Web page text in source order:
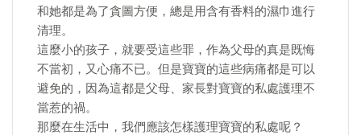
和她都是為了貪圖方便，總是用含有香料的濕巾進行
清理。
這麼小的孩子，就要受這些罪，作為父母的真是既悔
不當初，又心痛不已。但是寶寶的這些病痛都是可以
避免的，因為這都是父母、家長對寶寶的私處護理不
當惹的禍。
那麼在生活中，我們應該怎樣護理寶寶的私處呢？